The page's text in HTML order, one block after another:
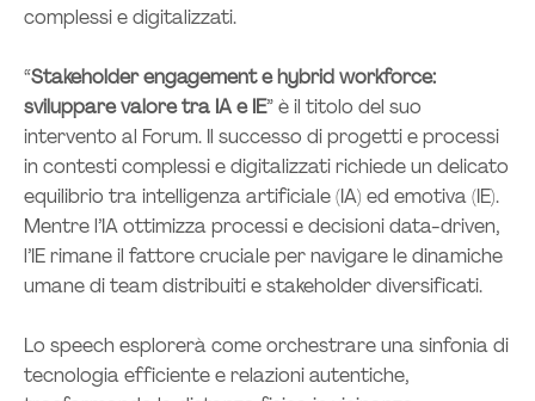
complessi e digitalizzati.
“Stakeholder engagement e hybrid workforce:
sviluppare valore tra IA e IE” è il titolo del suo
intervento al Forum. Il successo di progetti e processi
in contesti complessi e digitalizzati richiede un delicato
equilibrio tra intelligenza artificiale (IA) ed emotiva (IE).
Mentre l’IA ottimizza processi e decisioni data-driven,
l’IE rimane il fattore cruciale per navigare le dinamiche
umane di team distribuiti e stakeholder diversificati.
Lo speech esplorerà come orchestrare una sinfonia di
tecnologia efficiente e relazioni autentiche,